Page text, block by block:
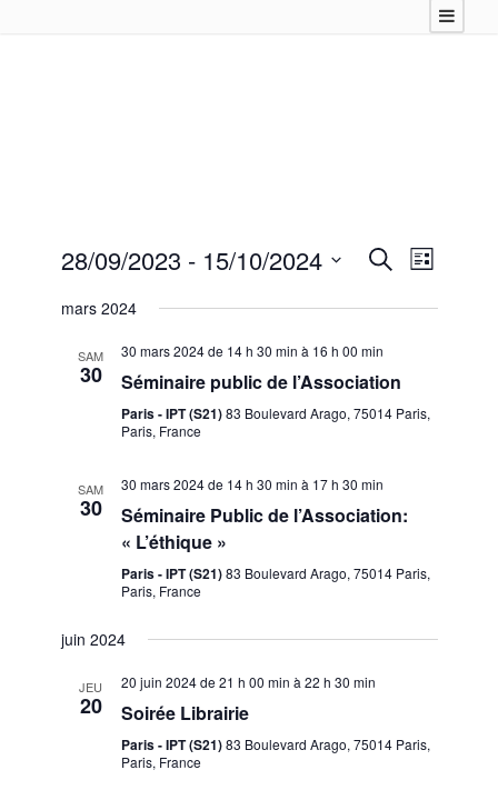
R
e
c
h
e
c
e
a
R
e
r
c
h
e
N
v
t
e
u
v
L
s
28/09/2023 - 15/10/2024
é
d
mars 2024
SAM
30
30 mars 2024 de 14 h 30 min à 16 h 00 min
Séminaire public de l’Association
Paris - IPT (S21)83 Boulevard Arago, 75014 Paris,
Paris, France
SAM
30
30 mars 2024 de 14 h 30 min à 17 h 30 min
Séminaire Public de l’Association:
« L’éthique »
Paris - IPT (S21)83 Boulevard Arago, 75014 Paris,
Paris, France
juin 2024
JEU
20
20 juin 2024 de 21 h 00 min à 22 h 30 min
Soirée Librairie
Paris - IPT (S21)83 Boulevard Arago, 75014 Paris,
Paris, France